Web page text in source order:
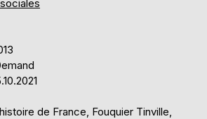
de France, Fouquier Tinville,